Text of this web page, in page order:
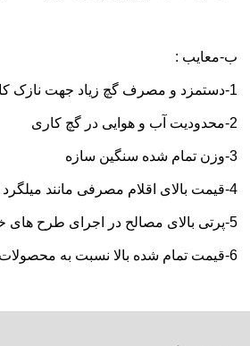
ب-معایب :
1-دستمزد و مصرف گچ زیاد جهت نازک کاری
2-محدودیت آب و هوایی در گچ کاری
3-وزن تمام شده سنگین سازه
4-قیمت بالای اقلام مصرفی مانند میلگرد و سیم رابیتس
5-پرتی بالای مصالح در اجرای طرح های خاص
6-قیمت تمام شده بالا نسبت به محصولات مشابه مانند کناف